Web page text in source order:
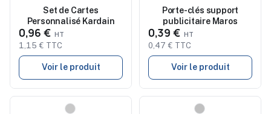
Set de Cartes
Personnalisé Kardain
0,96 €
1,15 € TTC
Voir le produit
Porte-clés support
publicitaire Maros
0,39 €
0,47 € TTC
Voir le produit